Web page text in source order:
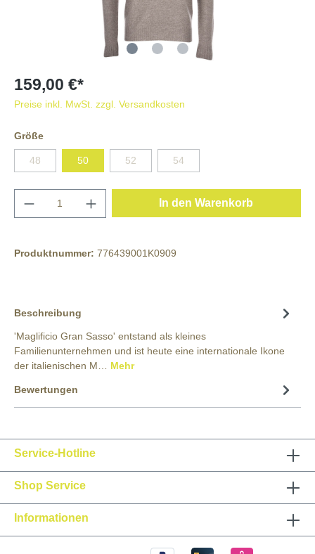
159,00 €*
Preise inkl. MwSt. zzgl. Versandkosten
Größe
48 50 52 54
In den Warenkorb
Produktnummer: 776439001K0909
Beschreibung
'Maglificio Gran Sasso' entstand als kleines
Familienunternehmen und ist heute eine internationale Ikone
der italienischen M… Mehr
Bewertungen
Service-Hotline
Shop Service
Informationen